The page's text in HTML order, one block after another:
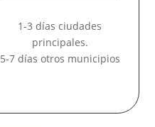
1-3 días ciudades
principales.
5-7 días otros municipios